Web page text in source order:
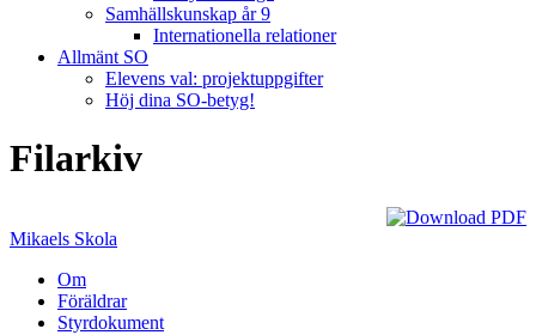
Samhällskunskap år 9
Internationella relationer
Allmänt SO
Elevens val: projektuppgifter
Höj dina SO-betyg!
Filarkiv
Mikaels Skola
Om
Föräldrar
Styrdokument